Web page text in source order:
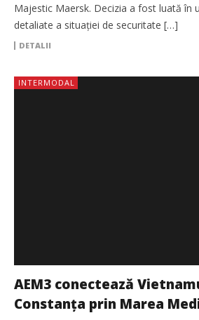
Majestic Maersk. Decizia a fost luată în
detaliate a situației de securitate […]
DETALII
INTERMODAL
AEM3 conectează
Constanța prin Marea